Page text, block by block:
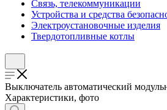
Связь, телекоммуникации
Устройства и средства
Электроустановочные изделия
Твердотопливные котлы
Выключатель автоматический
Характеристики, фото